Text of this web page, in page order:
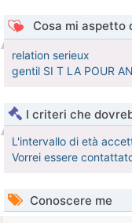
Cosa mi aspetto
relation serieux
gentil SI T LA POUR
I criteri che
L'intervallo di età
Vorrei essere
Conoscere me